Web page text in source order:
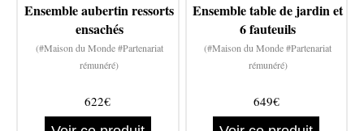
Ensemble aubertin ressorts
ensachés
(#Maison du Monde #Partenariat
rémunéré)
622€
Ensemble table de jardin et
6 fauteuils
(#Maison du Monde #Partenariat
rémunéré)
649€